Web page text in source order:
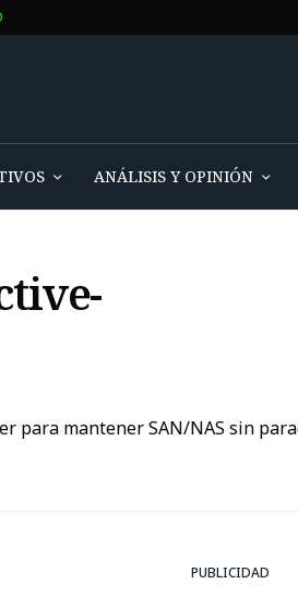
ANÁLISIS Y OPINIÓN
para mantener SAN/NAS sin
PUBLICIDAD